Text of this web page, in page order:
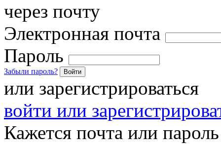
через почту
Электронная почта
Пароль
Забыли пароль? Войти
или зарегистрироваться
войти или
Кажется почта или